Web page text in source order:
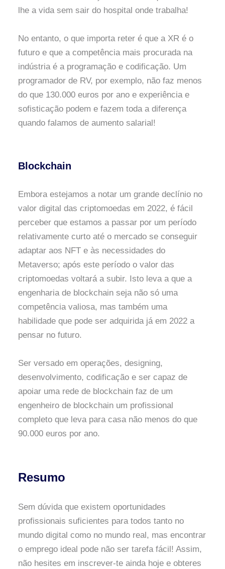
lhe a vida sem sair do hospital onde trabalha!
No entanto, o que importa reter é que a XR é o
futuro e que a competência mais procurada na
indústria é a programação e codificação. Um
programador de RV, por exemplo, não faz menos
do que 130.000 euros por ano e experiência e
sofisticação podem e fazem toda a diferença
quando falamos de aumento salarial!
Blockchain
Embora estejamos a notar um grande declínio no
valor digital das criptomoedas em 2022, é fácil
perceber que estamos a passar por um período
relativamente curto até o mercado se conseguir
adaptar aos NFT e às necessidades do
Metaverso; após este período o valor das
criptomoedas voltará a subir. Isto leva a que a
engenharia de blockchain seja não só uma
competência valiosa, mas também uma
habilidade que pode ser adquirida já em 2022 a
pensar no futuro.
Ser versado em operações, designing,
desenvolvimento, codificação e ser capaz de
apoiar uma rede de blockchain faz de um
engenheiro de blockchain um profissional
completo que leva para casa não menos do que
90.000 euros por ano.
Resumo
Sem dúvida que existem oportunidades
profissionais suficientes para todos tanto no
mundo digital como no mundo real, mas encontrar
o emprego ideal pode não ser tarefa fácil! Assim,
não hesites em inscrever-te ainda hoje e obteres